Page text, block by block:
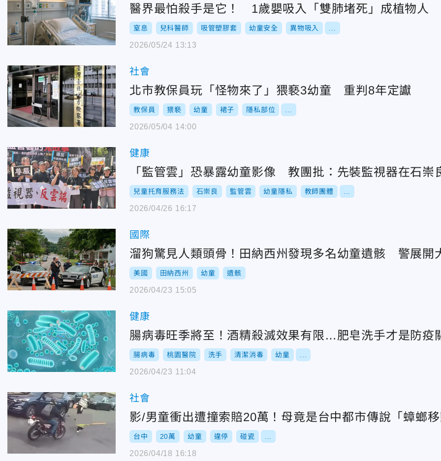
醫界最怕殺手是它！ 1歲嬰吸入「雙肺堵死」成植物人
窒息 兒科醫師 吸管塑膠套 幼童安全 異物吸入
2026/05/24 13:13
社會
北市教保員玩「怪物來了」猥褻3幼童 重判8年定讞
教保員 猥褻 幼童 裙子 隱私部位
2026/05/04 14:00
健康
「監管雲」恐暴露幼童影像 教團批：先裝監視器在石崇
兒童托育服務法 石崇良 監管雲 幼童隱私 教師團體
2026/04/26 16:17
國際
溜狗驚見人類頭骨！田納西州發現多名幼童遺骸 警展開
美國 田納西州 幼童 遺骸
2026/04/23 15:05
健康
腸病毒旺季將至！酒精殺滅效果有限…肥皂洗手才是防疫
腸病毒 桃園醫院 洗手 清潔消毒 幼童
2026/04/23 11:04
社會
影/男童衝出遭撞索賠20萬！母竟是台中都市傳說「蟑螂
台中 20萬 幼童 違停 碰瓷
2026/04/18 16:18